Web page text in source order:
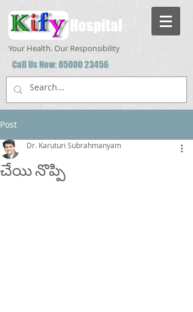
Hospital
Your Health. Our Responsibility
Call Us Now:85000 23456
Post
చేయి నొప్పి
Dr. Karuturi Subrahmanyam